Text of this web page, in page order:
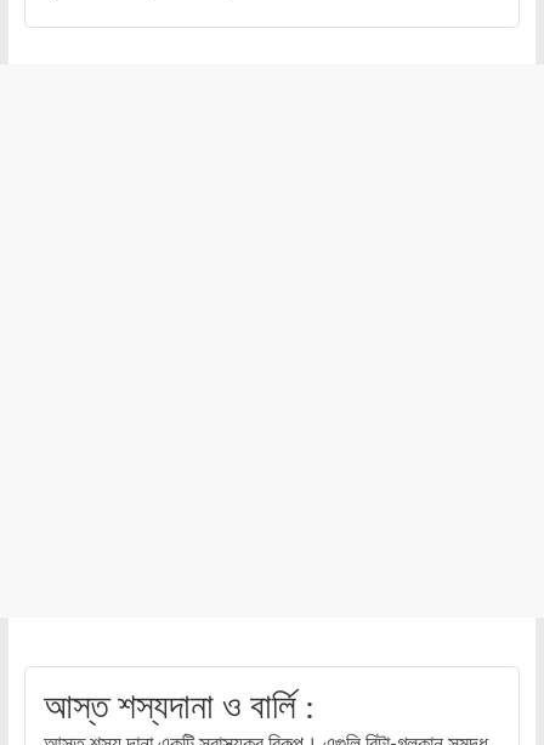
আস্ত শস্যদানা ও বার্লি :